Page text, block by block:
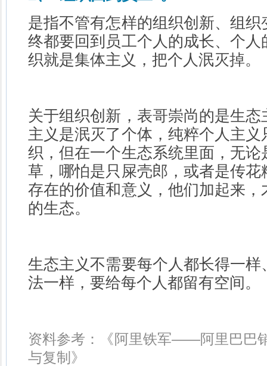
是指不管有怎样的组织创新、组
终都要回到员工个人的成长、个
织就是集体主义，把个人泯灭掉。
关于组织创新，表哥崇尚的是生
主义是泯灭了个体，纯粹个人主
织，但在一个生态系统里面，无
草，哪怕是只屎壳郎，或者是传
存在的价值和意义，他们加起来
的生态。
生态主义不需要每个人都长得一
法一样，要给每个人都留有空间。
资料参考：《阿里铁军——阿里巴巴
与复制》